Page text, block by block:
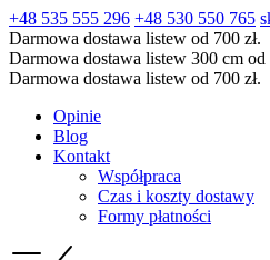
+48 535 555 296 +48 530 550 765
Darmowa dostawa listew od 700 zł.
Darmowa dostawa listew 300 cm od
Darmowa dostawa listew od 700 zł.
Opinie
Blog
Kontakt
Współpraca
Czas i koszty dostawy
Formy płatności